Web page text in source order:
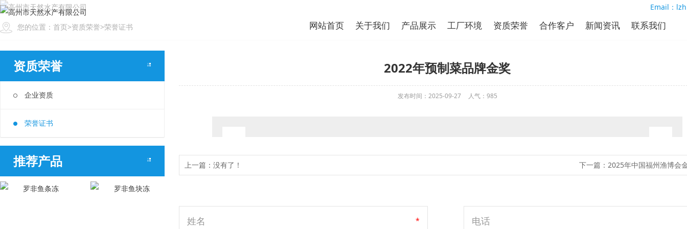
Email：
网站首页 关于我们 产品展示 工厂环境 资质荣誉 合作客户 新闻资讯 联系我们
您的位置： 首页>资质荣誉>荣誉证书
资质荣誉
企业资质
荣誉证书
推荐产品
2022年预制菜品牌金奖
发布时间：2025-09-27 人气： 985
上一篇： 没有了！ 下一篇： 2025年中国福州渔博会
姓名 * 电话